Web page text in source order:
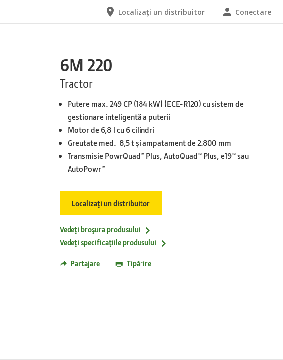
Localizaţi un distribuitor Conectare
6M 220
Tractor
Putere max. 249 CP (184 kW) (ECE-R120) cu sistem de
gestionare inteligentă a puterii
Motor de 6,8 l cu 6 cilindri
Greutate med. 8,5 t şi ampatament de 2.800 mm
Transmisie PowrQuad™ Plus, AutoQuad™ Plus, e19™ sau
AutoPowr™
Localizaţi un distribuitor
Vedeţi broşura produsului
Vedeţi specificaţiile produsului
Partajare Tipărire